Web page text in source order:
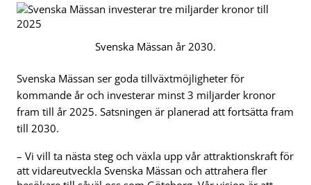
Svenska Mässan år 2030.
Svenska Mässan ser goda tillväxtmöjligheter för
kommande år och investerar minst 3 miljarder kronor
fram till år 2025. Satsningen är planerad att fortsätta fram
till 2030.
– Vi vill ta nästa steg och växla upp vår attraktionskraft för
att vidareutveckla Svenska Mässan och attrahera fler